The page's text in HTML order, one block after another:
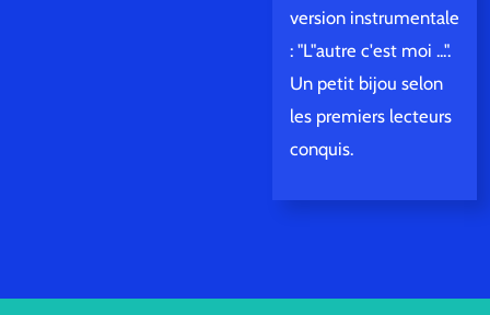
version instrumentale
: "L"autre c'est moi ...".
Un petit bijou selon
les premiers lecteurs
conquis.